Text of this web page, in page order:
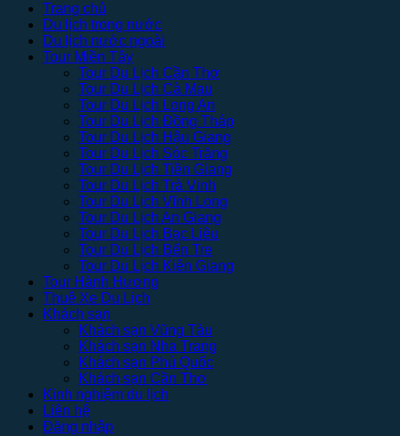
Trang chủ
Du lịch trong nước
Du lịch nước ngoài
Tour Miền Tây
Tour Du Lịch Cần Thơ
Tour Du Lịch Cà Mau
Tour Du Lịch Long An
Tour Du Lịch Đồng Tháp
Tour Du Lịch Hậu Giang
Tour Du Lịch Sóc Trăng
Tour Du Lịch Tiền Giang
Tour Du Lịch Trà Vinh
Tour Du Lịch Vĩnh Long
Tour Du Lịch An Giang
Tour Du Lịch Bạc Liêu
Tour Du Lịch Bến Tre
Tour Du Lịch Kiên Giang
Tour Hành Hương
Thuê Xe Du Lịch
Khách sạn
Khách sạn Vũng Tàu
Khách sạn Nha Trang
Khách sạn Phú Quốc
Khách sạn Cần Thơ
Kinh nghiệm du lịch
Liên hệ
Đăng nhập